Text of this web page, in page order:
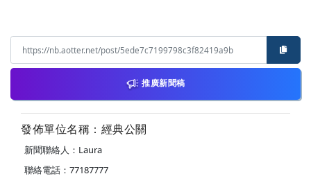
推廣新聞稿
發佈單位名稱：經典公關
新聞聯絡人：Laura
聯絡電話：77187777